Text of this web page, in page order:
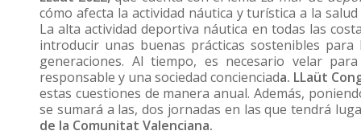
cómo afecta la actividad náutica y turística a la
La alta actividad deportiva náutica en todas las
introducir unas buenas prácticas sostenibles
generaciones. Al tiempo, es necesario velar
responsable y una sociedad concienciada. LLaüt
estas cuestiones de manera anual. Además,
se sumará a las, dos jornadas en las que tendrá
de la Comunitat Valenciana.